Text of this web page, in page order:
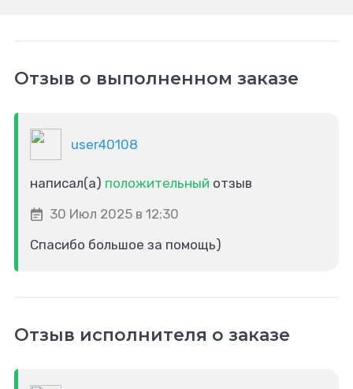
Отзыв о выполненном заказе
user40108
написал(а) положительный отзыв
30 Июл 2025 в 12:30
Спасибо большое за помощь)
Отзыв исполнителя о заказе